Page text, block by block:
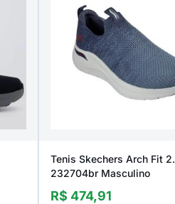
Tenis Skechers Arch Fit
232704br Masculino
R$ 474,91